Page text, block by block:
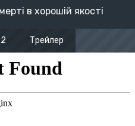
в хорошій якості
Трейлер